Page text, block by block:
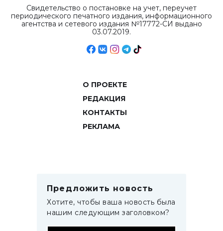
Свидетельство о постановке на учет, переучет
периодического печатного издания, информационного
агентства и сетевого издания №17772-СИ выдано
03.07.2019.
О ПРОЕКТЕ
РЕДАКЦИЯ
КОНТАКТЫ
РЕКЛАМА
Предложить новость
Хотите, чтобы ваша новость была
нашим следующим заголовком?